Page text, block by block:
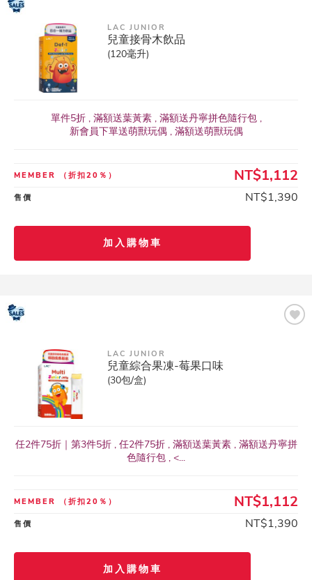
LAC JUNIOR
兒童接骨木飲品
(120毫升)
單件5折 , 滿額送葉黃素 , 滿額送丹寧拼色隨行包 ,
新會員下單送萌獸玩偶 , 滿額送萌獸玩偶
MEMBER （折扣20％） NT$1,112
售價 NT$1,390
加入購物車
LAC JUNIOR
兒童綜合果凍-莓果口味
(30包/盒)
任2件75折｜第3件5折 , 任2件75折 , 滿額送葉黃素 , 滿額送丹寧拼
色隨行包 , <...
MEMBER （折扣20％） NT$1,112
售價 NT$1,390
加入購物車